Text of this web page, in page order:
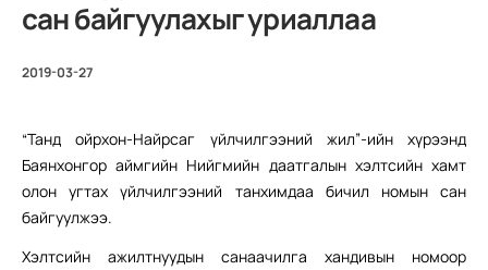
сан байгуулахыг уриаллаа
2019-03-27
“Танд ойрхон-Найрсаг үйлчилгээний жил”-ийн хүрээнд
Баянхонгор аймгийн Нийгмийн даатгалын хэлтсийн хамт
олон угтах үйлчилгээний танхимдаа бичил номын сан
байгуулжээ.
Хэлтсийн ажилтнуудын санаачилга хандивын номоор